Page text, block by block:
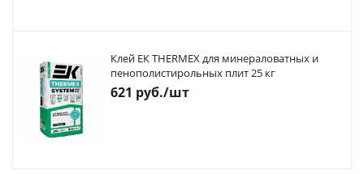
Клей ЕК THERMEX для минераловатных и
пенополистирольных плит 25 кг
621 руб./шт